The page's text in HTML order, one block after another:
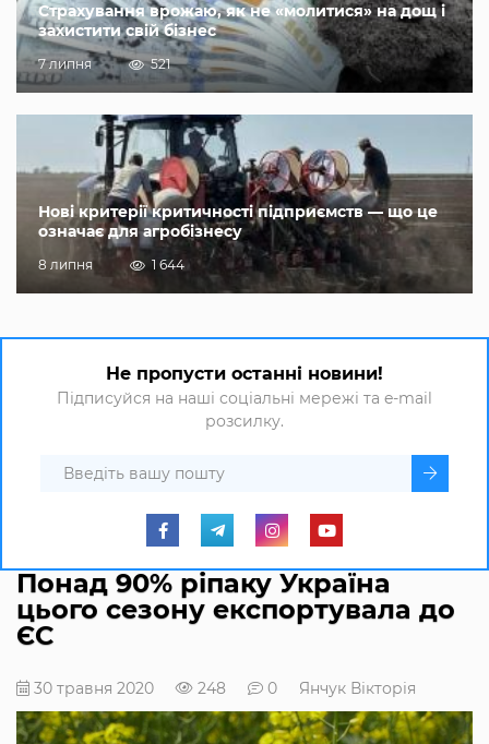
Страхування врожаю, як не «молитися» на дощ і
захистити свій бізнес
7 липня 521
Нові критерії критичності підприємств — що це
означає для агробізнесу
8 липня 1 644
Не пропусти останні новини!
Підписуйся на наші соціальні мережі та e-mail
розсилку.
Понад 90% ріпаку Україна
цього сезону експортувала до
ЄС
30 травня 2020 248 0 Янчук Вікторія